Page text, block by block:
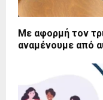
Με αφορμή τον
αναμένουμε από